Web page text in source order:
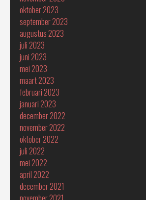
oktober 2023
september 2023
augustus 2023
juli 2023
juni 2023
mei 2023
maart 2023
februari 2023
januari 2023
december 2022
november 2022
oktober 2022
juli 2022
mei 2022
april 2022
december 2021